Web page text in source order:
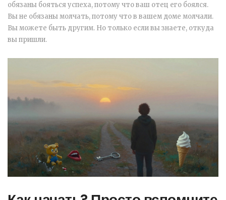
обязаны бояться успеха, потому что ваш отец его боялся.
Вы не обязаны молчать, потому что в вашем доме молчали.
Вы можете быть другим. Но только если вы знаете, откуда
вы пришли.